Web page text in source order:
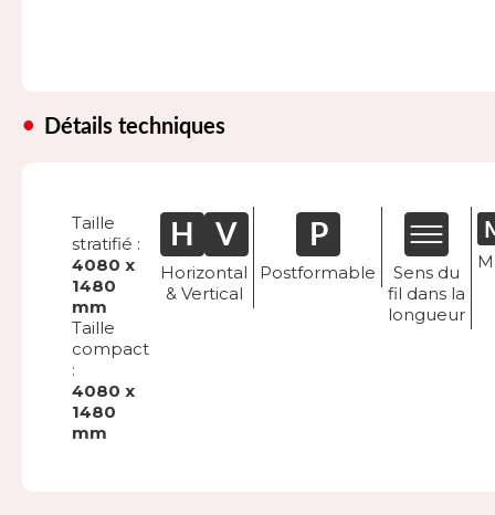
Détails techniques
Taille
stratifié :
4080 x
1480
mm
Taille
compact
:
4080 x
1480
mm
Horizontal
& Vertical
Postformable
Sens du
fil dans la
longueur